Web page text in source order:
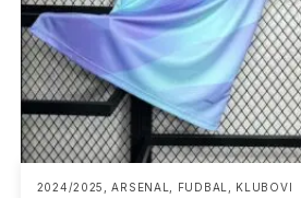
2024/2025 ,ARSENAL FUDBAL KLUBOVI